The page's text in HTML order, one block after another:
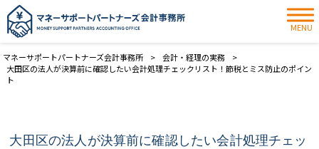
MENU
マネーサポートパートナーズ会計事務所 > 会計・経理の実務
>
大田区の法人が決算前に確認したい会計処理チェックリスト！節税とミス防止のポイン
ト
大田区の法人が決算前に確認したい会計処理チェッ